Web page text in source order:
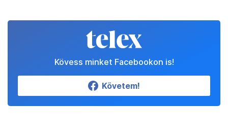
Kövess minket Facebookon is!
Követem!